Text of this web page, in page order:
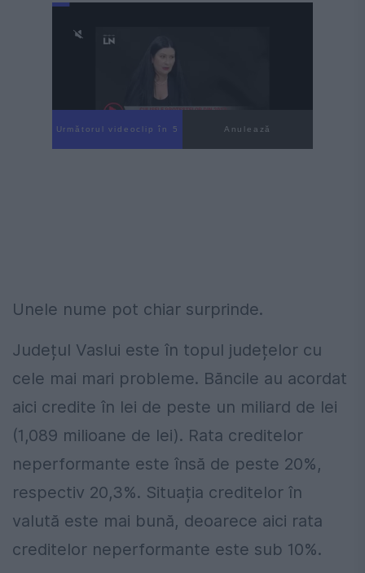
Următorul videoclip în 4 Anulează
Unele nume pot chiar surprinde.
Județul Vaslui este în topul județelor cu
cele mai mari probleme. Băncile au acordat
aici credite în lei de peste un miliard de lei
(1,089 milioane de lei). Rata creditelor
neperformante este însă de peste 20%,
respectiv 20,3%. Situația creditelor în
valută este mai bună, deoarece aici rata
creditelor neperformante este sub 10%.